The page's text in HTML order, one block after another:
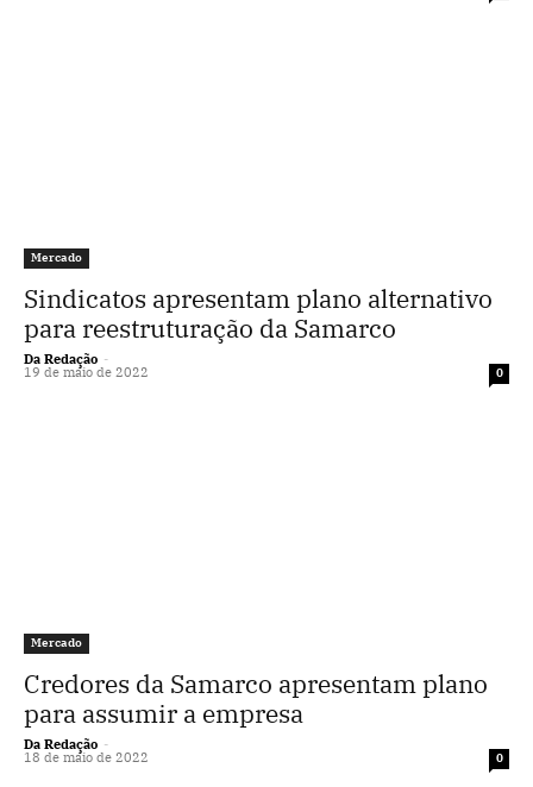
Mercado
Sindicatos apresentam plano alternativo
para reestruturação da Samarco
Da Redação -
19 de maio de 2022 0
Mercado
Credores da Samarco apresentam plano
para assumir a empresa
Da Redação -
18 de maio de 2022 0